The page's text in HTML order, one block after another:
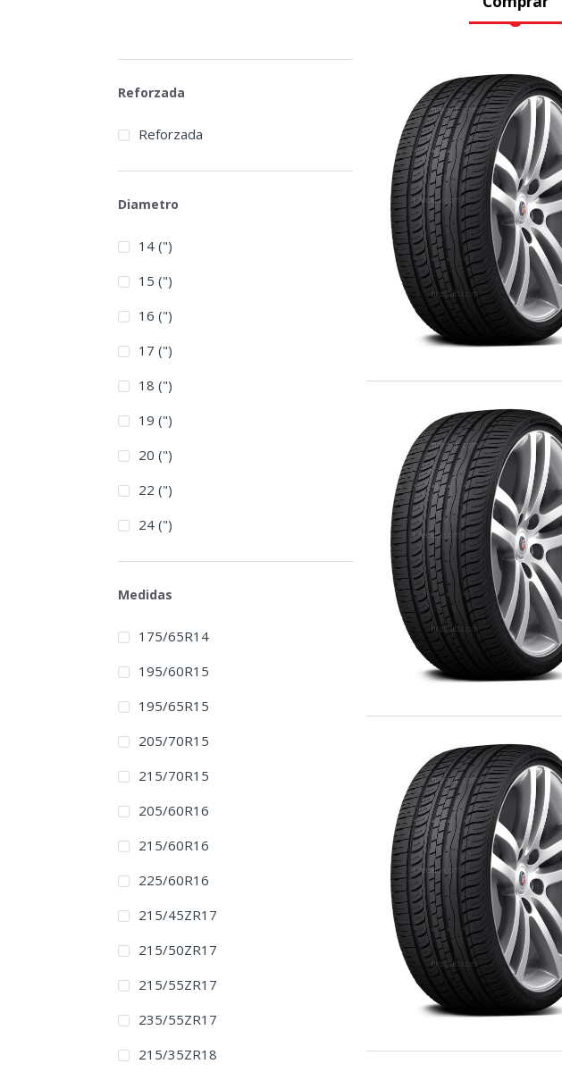
Reforzada
Reforzada
Diametro
14 (")
15 (")
16 (")
17 (")
18 (")
19 (")
20 (")
22 (")
24 (")
Medidas
175/65R14
195/60R15
195/65R15
205/70R15
215/70R15
205/60R16
215/60R16
225/60R16
215/45ZR17
215/50ZR17
215/55ZR17
235/55ZR17
215/35ZR18